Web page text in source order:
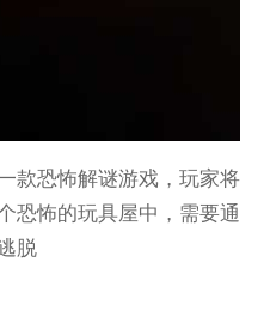
款恐怖解谜游戏，玩家将
恐怖的玩具屋中，需要通
脱